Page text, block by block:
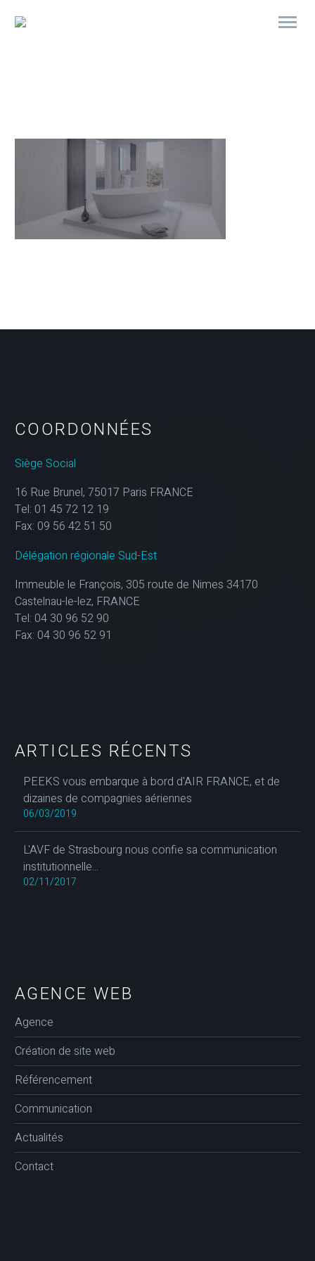
COORDONNÉES
Siège Social
16 Rue Brunel, 75017 Paris FRANCE
Tel: 01 45 72 12 19
Fax: 09 56 42 51 50
Délégation régionale Sud-Est
Immeuble le François, 305 route de Nimes 34170
Castelnau-le-lez, FRANCE
Tel: 04 30 96 52 90
Fax: 04 30 96 52 91
ARTICLES RÉCENTS
PEEKS vous embarque à bord d'AIR FRANCE, et de
dizaines de compagnies aériennes
06/03/2019
L'AVF de Strasbourg nous confie sa communication
institutionnelle...
02/11/2017
AGENCE WEB
Agence
Création de site web
Référencement
Communication
Actualités
Contact